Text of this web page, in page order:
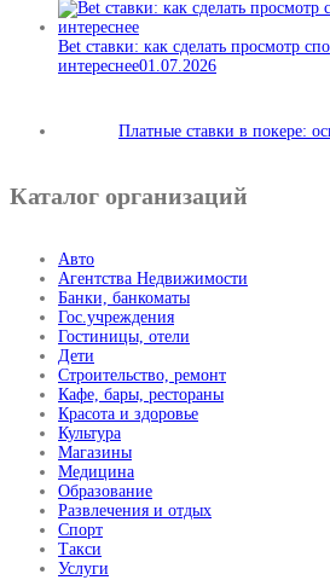
Bet ставки: как сделать просмотр
интереснее01.07.2026
Платные ставки в покере:
Каталог организаций
Авто
Агентства Недвижимости
Банки, банкоматы
Гос.учреждения
Гостиницы, отели
Дети
Строительство, ремонт
Кафе, бары, рестораны
Красота и здоровье
Культура
Магазины
Медицина
Образование
Развлечения и отдых
Спорт
Такси
Услуги